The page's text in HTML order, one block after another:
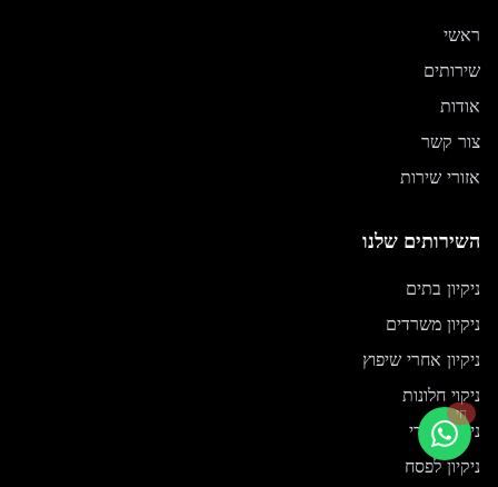
ראשי
שירותים
אודות
צור קשר
אזורי שירות
השירותים שלנו
ניקיון בתים
ניקיון משרדים
ניקיון אחרי שיפוץ
ניקוי חלונות
ניקיון יסודי
ניקיון לפסח
חי